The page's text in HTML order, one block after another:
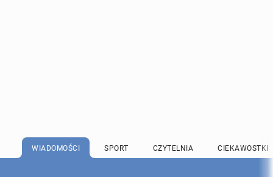
WIADOMOŚCI SPORT CZYTELNIA CIEKAWOSTKI